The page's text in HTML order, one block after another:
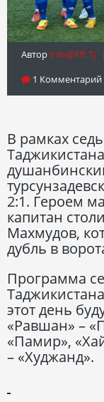
Автор Info@fft.tj
1 Комментарий
В рамках
2:1. Героем
капитан
Махмудов,
дубль в
Программа
этот день
«Равшан» –
«Памир»,
– «Худжанд».